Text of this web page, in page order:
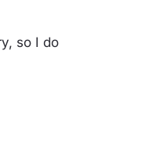
so I do